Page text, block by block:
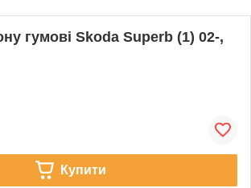
гумові Skoda Superb (1) 02-,
Купити